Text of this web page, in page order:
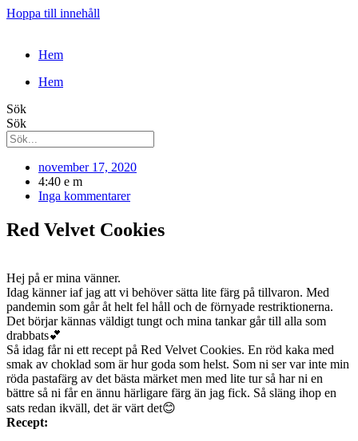
Hoppa till innehåll
Hem
Hem
Sök
Sök
november 17, 2020
4:40 e m
Inga kommentarer
Red Velvet Cookies
Hej på er mina vänner.
Idag känner iaf jag att vi behöver sätta lite färg på tillvaron. Med
pandemin som går åt helt fel håll och de förnyade restriktionerna.
Det börjar kännas väldigt tungt och mina tankar går till alla som
drabbats💕
Så idag får ni ett recept på Red Velvet Cookies. En röd kaka med
smak av choklad som är hur goda som helst. Som ni ser var inte min
röda pastafärg av det bästa märket men med lite tur så har ni en
bättre så ni får en ännu härligare färg än jag fick. Så släng ihop en
sats redan ikväll, det är värt det😊
Recept: